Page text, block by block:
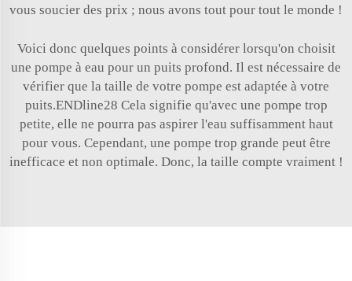
vous soucier des prix ; nous avons tout pour tout le monde !
Voici donc quelques points à considérer lorsqu'on choisit
une pompe à eau pour un puits profond. Il est nécessaire de
vérifier que la taille de votre pompe est adaptée à votre
puits.ENDline28 Cela signifie qu'avec une pompe trop
petite, elle ne pourra pas aspirer l'eau suffisamment haut
pour vous. Cependant, une pompe trop grande peut être
inefficace et non optimale. Donc, la taille compte vraiment !